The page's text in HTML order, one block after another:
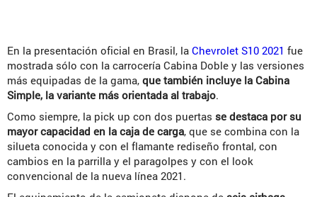
En la presentación oficial en Brasil, la Chevrolet S10 2021 fue
mostrada sólo con la carrocería Cabina Doble y las versiones
más equipadas de la gama, que también incluye la Cabina
Simple, la variante más orientada al trabajo.
Como siempre, la pick up con dos puertas se destaca por su
mayor capacidad en la caja de carga, que se combina con la
silueta conocida y con el flamante rediseño frontal, con
cambios en la parrilla y el paragolpes y con el look
convencional de la nueva línea 2021.